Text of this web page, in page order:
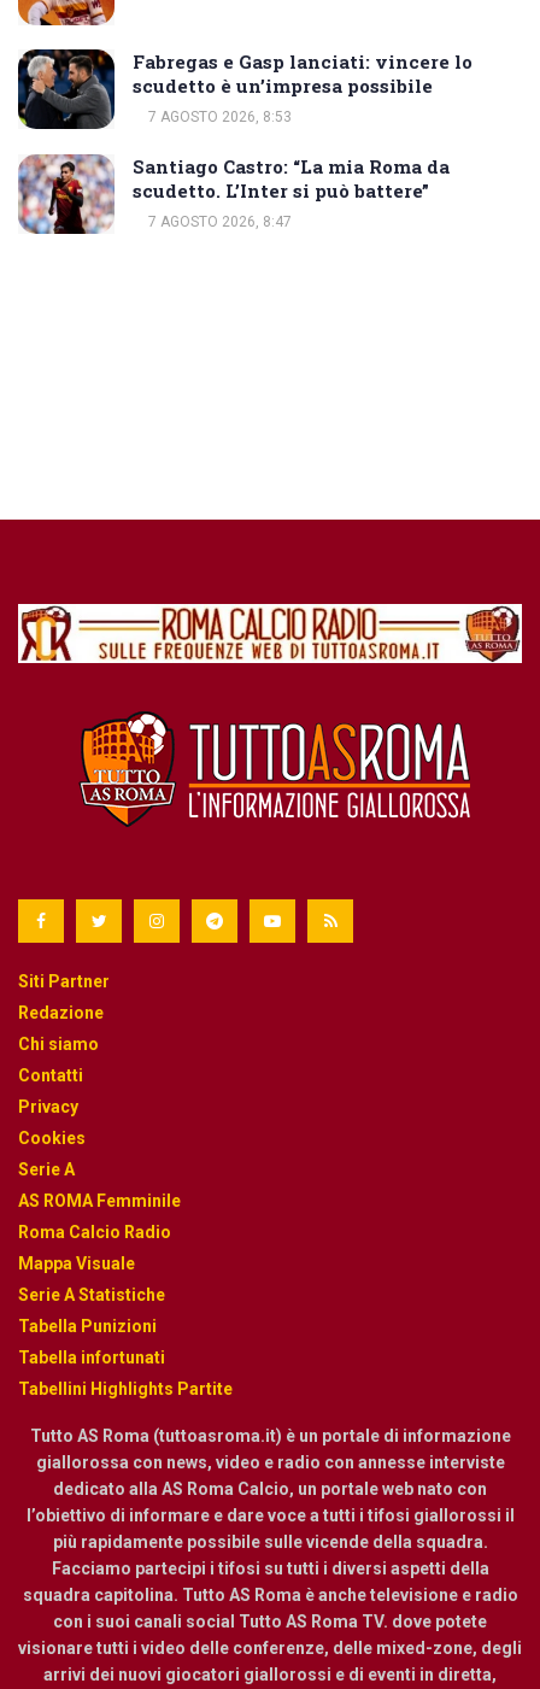
Fabregas e Gasp lanciati: vincere lo
scudetto è un’impresa possibile
7 AGOSTO 2026, 8:53
Santiago Castro: “La mia Roma da
scudetto. L’Inter si può battere”
7 AGOSTO 2026, 8:47
Siti Partner
Redazione
Chi siamo
Contatti
Privacy
Cookies
Serie A
AS ROMA Femminile
Roma Calcio Radio
Mappa Visuale
Serie A Statistiche
Tabella Punizioni
Tabella infortunati
Tabellini Highlights Partite
Tutto AS Roma (tuttoasroma.it) è un portale di informazione
giallorossa con news, video e radio con annesse interviste
dedicato alla AS Roma Calcio, un portale web nato con
l’obiettivo di informare e dare voce a tutti i tifosi giallorossi il
più rapidamente possibile sulle vicende della squadra.
Facciamo partecipi i tifosi su tutti i diversi aspetti della
squadra capitolina. Tutto AS Roma è anche televisione e radio
con i suoi canali social Tutto AS Roma TV. dove potete
visionare tutti i video delle conferenze, delle mixed-zone, degli
arrivi dei nuovi giocatori giallorossi e di eventi in diretta,